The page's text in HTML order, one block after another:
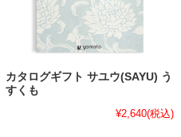
カタログギフト サユウ(SAYU) う
すくも
¥2,640(税込)